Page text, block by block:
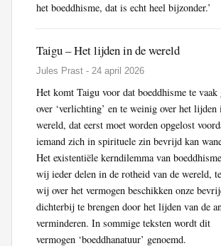
het boeddhisme, dat is echt heel bijzonder.’
Taigu – Het lijden in de wereld
Jules Prast - 24 april 2026
Het komt Taigu voor dat boeddhisme te vaak
over ‘verlichting’ en te weinig over het lijden
wereld, dat eerst moet worden opgelost
iemand zich in spirituele zin bevrijd kan
Het existentiële kerndilemma van
wij ieder delen in de rotheid van de wereld,
wij over het vermogen beschikken onze
dichterbij te brengen door het lijden van de
verminderen. In sommige teksten wordt dit
vermogen ‘boeddhanatuur’ genoemd.